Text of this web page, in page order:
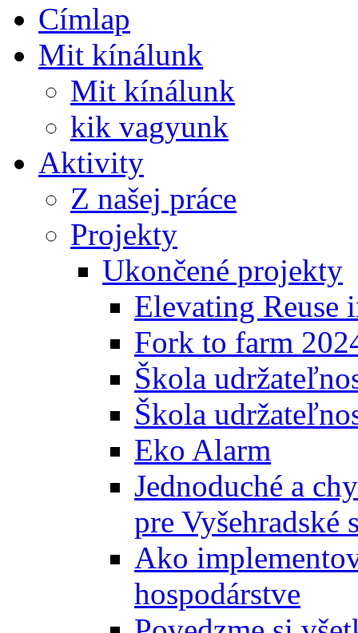
Címlap
Mit kínálunk
Mit kínálunk
kik vagyunk
Aktivity
Z našej práce
Projekty
Ukončené projekty
Elevating Reuse
Fork to farm
Škola
Škola
Eko Alarm
Jednoduché a
pre Vyšehradské
Ako
hospodárstve